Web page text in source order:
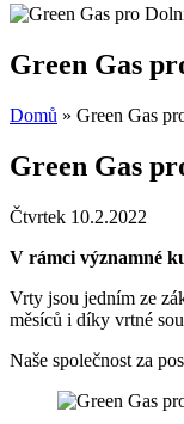
Green Gas
Domů » Green Gas
Green Gas
Čtvrtek 10.2.2022
V rámci významné
Vrty jsou jedním ze
měsíců i díky vrtné
Naše společnost za